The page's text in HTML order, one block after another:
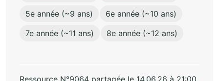
5e année (~9 ans)
6e année (~10 ans)
7e année (~11 ans)
8e année (~12 ans)